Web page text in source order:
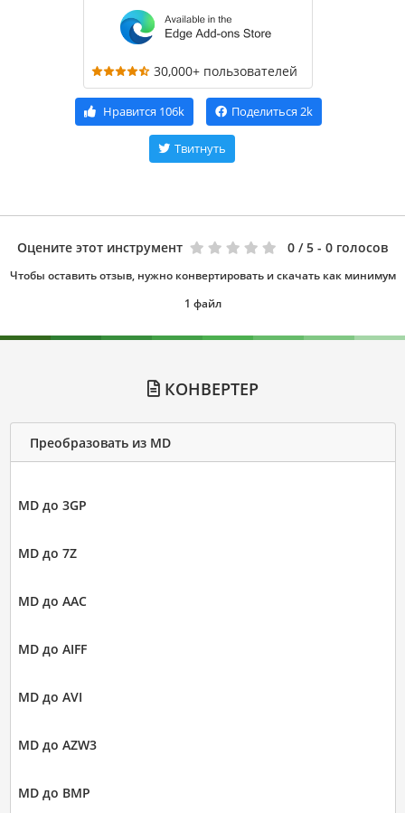
30,000+ пользователей
Нравится 106k Поделиться 2k
Твитнуть
Оцените этот инструмент 0 / 5 - 0 голосов
Чтобы оставить отзыв, нужно конвертировать и скачать как минимум
1 файл
КОНВЕРТЕР
Преобразовать из MD
MD до 3GP
MD до 7Z
MD до AAC
MD до AIFF
MD до AVI
MD до AZW3
MD до BMP